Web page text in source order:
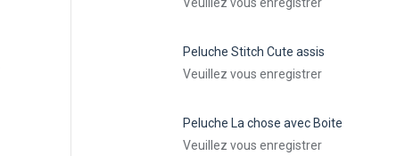
Peluche Stitch Cute assis
Veuillez vous enregistrer
Peluche La chose avec Boite
Veuillez vous enregistrer